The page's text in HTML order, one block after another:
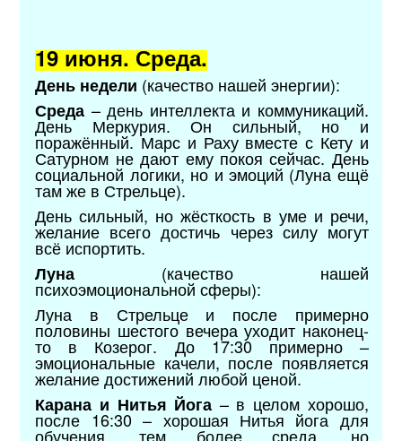
19 июня. Среда.
День недели (качество нашей энергии):
Среда – день интеллекта и коммуникаций.
День Меркурия. Он сильный, но и
поражённый. Марс и Раху вместе с Кету и
Сатурном не дают ему покоя сейчас. День
социальной логики, но и эмоций (Луна ещё
там же в Стрельце).
День сильный, но жёсткость в уме и речи,
желание всего достичь через силу могут
всё испортить.
Луна (качество нашей
психоэмоциональной сферы):
Луна в Стрельце и после примерно
половины шестого вечера уходит наконец-
то в Козерог. До 17:30 примерно –
эмоциональные качели, после появляется
желание достижений любой ценой.
Карана и Нитья Йога – в целом хорошо,
после 16:30 – хорошая Нитья йога для
обучения, тем более среда, но